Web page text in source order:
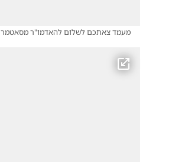
מעמד צאתכם לשלום להאדמו"ר מסאטמר